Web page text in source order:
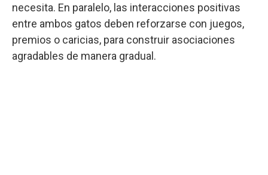
necesita. En paralelo, las interacciones positivas
entre ambos gatos deben reforzarse con juegos,
premios o caricias, para construir asociaciones
agradables de manera gradual.